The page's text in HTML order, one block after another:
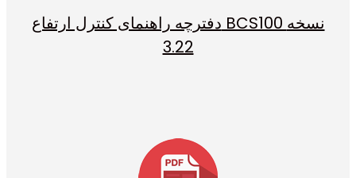
دفترچه راهنمای کنترل ارتفاع BCS100 نسخه
3.22